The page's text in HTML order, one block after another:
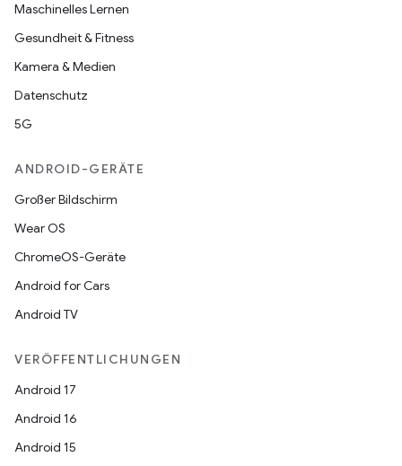
Maschinelles Lernen
Gesundheit & Fitness
Kamera & Medien
Datenschutz
5G
ANDROID-GERÄTE
Großer Bildschirm
Wear OS
ChromeOS-Geräte
Android for Cars
Android TV
VERÖFFENTLICHUNGEN
Android 17
Android 16
Android 15